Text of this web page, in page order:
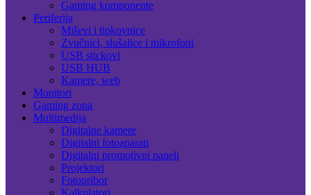
Gaming komponente
Periferija
Miševi i tipkovnice
Zvučnici, slušalice i mikrofoni
USB stickovi
USB HUB
Kamere, web
Monitori
Gaming zona
Multimedija
Digitalne kamere
Digitalni fotoaparati
Digitalni promotivni paneli
Projektori
Fotopribor
Kalkulatori